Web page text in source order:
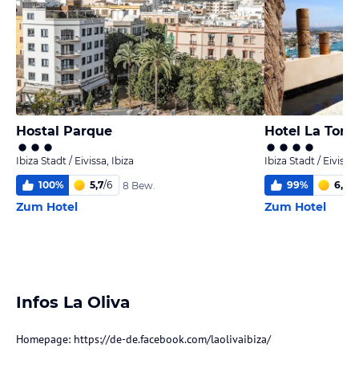
Hostal Parque
Ibiza Stadt / Eivissa, Ibiza
100% 5,7/6 8 Bew.
Zum Hotel
Hotel La
Ibiza Stadt /
99% 6,0
Zum Hotel
Infos La Oliva
Homepage: https://de-de.facebook.com/laolivaibiza/